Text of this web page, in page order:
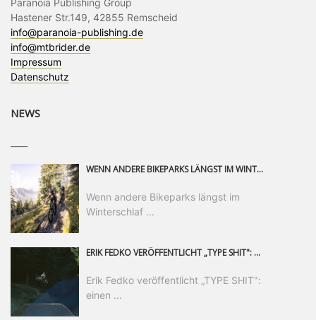
Paranoia Publishing Group
Hastener Str.149, 42855 Remscheid
info@paranoia-publishing.de
info@mtbrider.de
Impressum
Datenschutz
NEWS
WENN ANDERE BIKEPARKS LÄNGST IM WINTERSCHLAF SIND, IST MAN IN SAALFELDEN LEOGANG IMMER NOCH AM MOUNTAINBIKEN. IST DER HERBST DIE SCHÖNSTE ZEIT DES JAHRES? AUF DEN TRAILS RUND UM SAALFELDEN LEOGANG UND IM EPIC BIKEPARK LEOGANG IST ER DAS AUF JEDEN FALL – UND DIE GEFÜHLT DIE LÄNGSTE NOCH DAZU. NOCH BIS MINDESTENS 8. NOVEMBER STEHT DAS PINZGAUER MOUNTAINBIKE-PARADIES ALLEN RIDERN OFFEN, DIE EINFACH NICHT GENUG KRIEGEN KÖNNEN. DABEI HÄLT DIE GOLDENE JAHRESZEIT IN SAALFELDEN LEOGANG WEIT MEHR ALS LINES, TRAILS UND HERBSTPANORAMEN BEREIT: MIT DEM BIKE FESTIVAL, VERSCHIEDENEN LADIES SHRED EVENTS UND EINEM DIE GESAMTE SAISON ANDAUERNDEN PHOTO CONTEST ZUM 25-JÄHRIGEN BIKEPARK-JUBILÄUM GIBT ES RUND UM ÖSTERREICHS ÄLTESTEN BIKEPARK EINIGES ZU ERLEBEN.
Wenn andere Bikeparks längst im
Winterschlaf ...
ERIK FEDKO VERÖFFENTLICHT „TYPE SHIT": EINEN 23-MINÜTIGEN MOUNTAINBIKE-FILM, ÜBER DREI JAHRE RUND UM DIE WELT GEDREHT. ZEITGLEICH LAUNCHT ER DIE GLEICHNAMIGE KOLLEKTION SEINER BRAND TYPE. EIN SEGMENT DES FILMS ERSCHEINT SEPARAT AUF RED BULL BIKE.
Erik Fedko veröffentlicht „TYPE SHIT":
einen ...